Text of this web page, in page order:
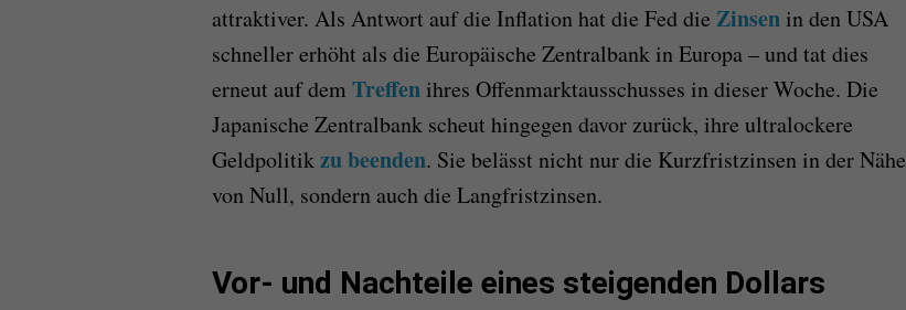
attraktiver. Als Antwort auf die Inflation hat die Fed die Zinsenin den USA
schneller erhöht als die Europäische Zentralbank in Europa – und tat dies
erneut auf dem Treffenihres Offenmarktausschusses in dieser Woche. Die
Japanische Zentralbank scheut hingegen davor zurück, ihre ultralockere
Geldpolitikzu beenden. Sie belässt nicht nur die Kurzfristzinsen in der Nähe
von Null, sondern auch die Langfristzinsen.
Vor- und Nachteile eines steigenden Dollars